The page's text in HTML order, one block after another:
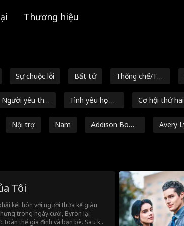
Thương hiệu
Sự chuộc lỗi Bất tử
Thống chế/Tư
ớng quân
Người yêu thờ
i thơ ấu
Tình yêu học đư
ờng
Cơ hội thứ hai
Nội trợ Nam
Addison Bow
Avery
Đương đại Tỷ
Giả tưởng
ôn
Bạn bè thành
Tình Yêu Sau L
Nhiều bản
Tôi
kết hôn với người thừa kế giàu
trong ngày cưới, Byron lại
toàn thể gia đình và bạn bè. Sau khi